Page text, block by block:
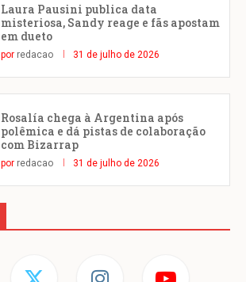
Laura Pausini publica data
misteriosa, Sandy reage e fãs apostam
em dueto
por redacao 31 de julho de 2026
Rosalía chega à Argentina após
polêmica e dá pistas de colaboração
com Bizarrap
por redacao 31 de julho de 2026